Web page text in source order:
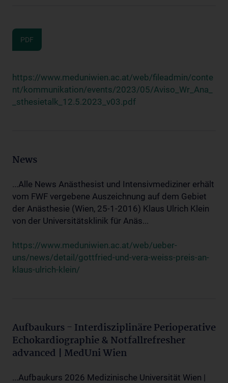
PDF
https://www.meduniwien.ac.at/web/fileadmin/conte
nt/kommunikation/events/2023/05/Aviso_Wr_Ana_
_sthesietalk_12.5.2023_v03.pdf
News
...Alle News Anästhesist und Intensivmediziner erhält
vom FWF vergebene Auszeichnung auf dem Gebiet
der Anästhesie (Wien, 25-1-2016) Klaus Ulrich Klein
von der Universitätsklinik für Anäs...
https://www.meduniwien.ac.at/web/ueber-
uns/news/detail/gottfried-und-vera-weiss-preis-an-
klaus-ulrich-klein/
Aufbaukurs - Interdisziplinäre Perioperative
Echokardiographie & Notfallrefresher
advanced | MedUni Wien
...Aufbaukurs 2026 Medizinische Universität Wien |